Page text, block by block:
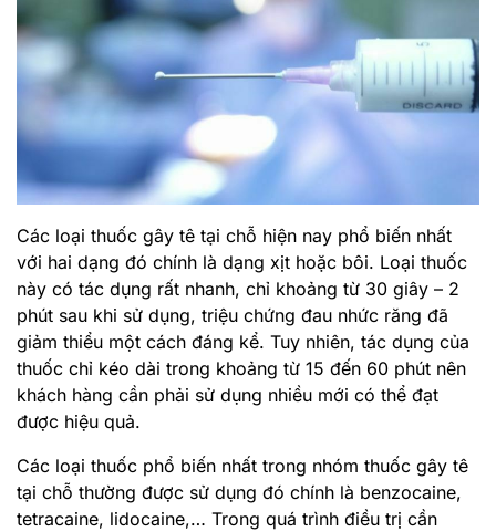
Các loại thuốc gây tê tại chỗ hiện nay phổ biến nhất
với hai dạng đó chính là dạng xịt hoặc bôi. Loại thuốc
này có tác dụng rất nhanh, chỉ khoảng từ 30 giây – 2
phút sau khi sử dụng, triệu chứng đau nhức răng đã
giảm thiểu một cách đáng kể. Tuy nhiên, tác dụng của
thuốc chỉ kéo dài trong khoảng từ 15 đến 60 phút nên
khách hàng cần phải sử dụng nhiều mới có thể đạt
được hiệu quả.
Các loại thuốc phổ biến nhất trong nhóm thuốc gây tê
tại chỗ thường được sử dụng đó chính là benzocaine,
tetracaine, lidocaine,… Trong quá trình điều trị cần